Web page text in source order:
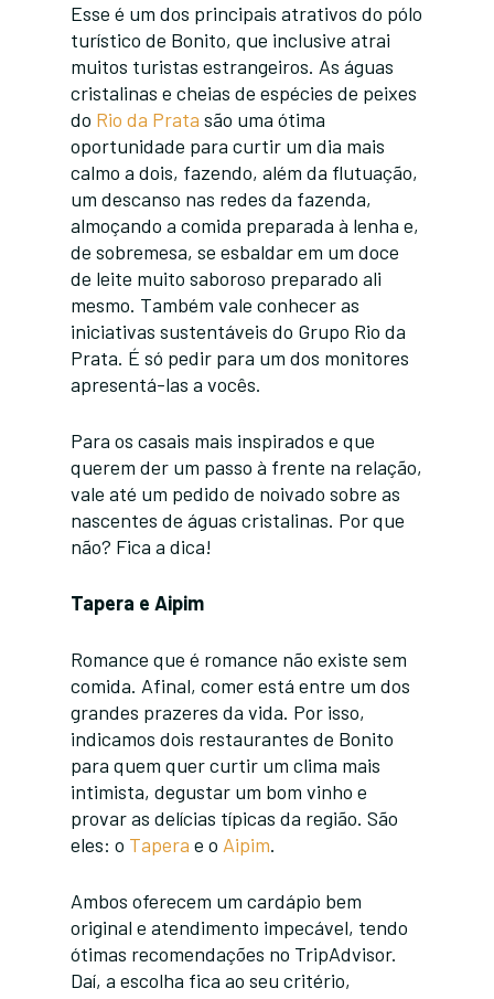
Esse é um dos principais atrativos do pólo
turístico de Bonito, que inclusive atrai
muitos turistas estrangeiros. As águas
cristalinas e cheias de espécies de peixes
do Rio da Prata são uma ótima
oportunidade para curtir um dia mais
calmo a dois, fazendo, além da flutuação,
um descanso nas redes da fazenda,
almoçando a comida preparada à lenha e,
de sobremesa, se esbaldar em um doce
de leite muito saboroso preparado ali
mesmo. Também vale conhecer as
iniciativas sustentáveis do Grupo Rio da
Prata. É só pedir para um dos monitores
apresentá-las a vocês.
Para os casais mais inspirados e que
querem der um passo à frente na relação,
vale até um pedido de noivado sobre as
nascentes de águas cristalinas. Por que
não? Fica a dica!
Tapera e Aipim
Romance que é romance não existe sem
comida. Afinal, comer está entre um dos
grandes prazeres da vida. Por isso,
indicamos dois restaurantes de Bonito
para quem quer curtir um clima mais
intimista, degustar um bom vinho e
provar as delícias típicas da região. São
eles: o Tapera e o Aipim.
Ambos oferecem um cardápio bem
original e atendimento impecável, tendo
ótimas recomendações no TripAdvisor.
Daí, a escolha fica ao seu critério,